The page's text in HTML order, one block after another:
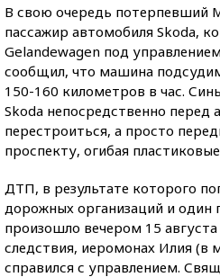
В свою очередь потерпевший
пассажир автомобиля Skoda,
Gelandewagen под
сообщил, что машина
150-160 километров в час.
Skoda непосредственно перед
перестроиться, а просто
проспекту, огибая
ДТП, в результате которого
дорожных организаций и один
произошло вечером 15
следствия, иеромонах Илия (в
справился с управлением.